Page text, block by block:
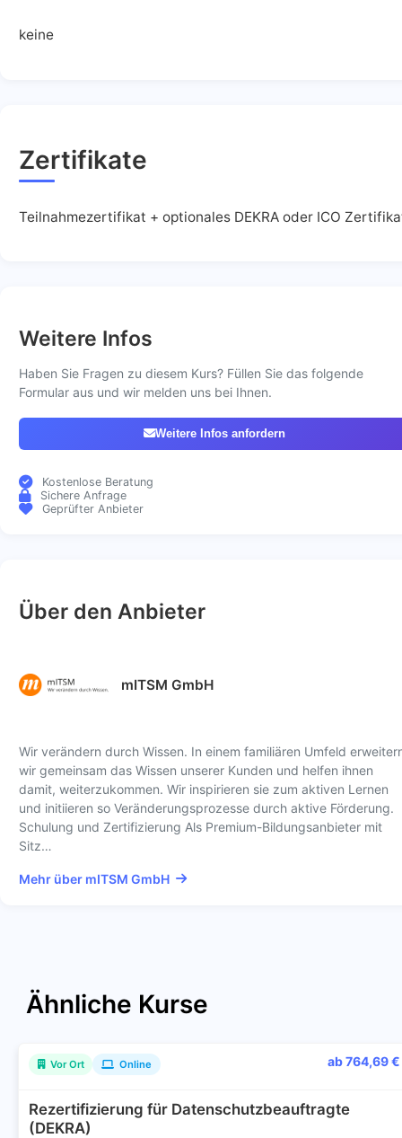
keine
Zertifikate
Teilnahmezertifikat + optionales DEKRA oder ICO
Weitere Infos
Haben Sie Fragen zu diesem Kurs? Füllen Sie das folgende
Formular aus und wir melden uns bei Ihnen.
Weitere Infos anfordern
Kostenlose Beratung
Sichere Anfrage
Geprüfter Anbieter
Über den Anbieter
mITSM GmbH
Wir verändern durch Wissen. In einem familiären Umfeld
wir gemeinsam das Wissen unserer Kunden und helfen ihnen
damit, weiterzukommen. Wir inspirieren sie zum aktiven Lernen
und initiieren so Veränderungsprozesse durch aktive Förderung.
Schulung und Zertifizierung Als Premium-Bildungsanbieter mit
Sitz…
Mehr über mITSM GmbH
Ähnliche Kurse
Vor Ort Online ab 764,69 €
Rezertifizierung für Datenschutzbeauftragte
(DEKRA)